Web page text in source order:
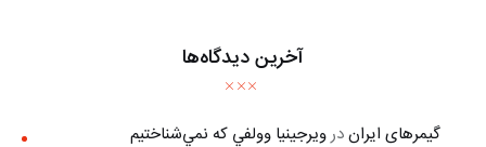
آخرین دیدگاه‌ها
گیمرهای ایراندرويرجينيا وولفي كه نمي‌شناختيم